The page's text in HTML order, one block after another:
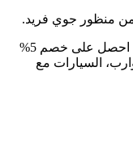
من منظور جوي فريد.
✦ مزايا خاصة: من خلال شريكنا Arsis VIP، احصل على خصم 5%
السيارات مع